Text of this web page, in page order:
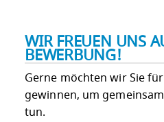
WIR FREUEN UNS
BEWERBUNG!
Gerne möchten wir Sie
gewinnen, um
tun.